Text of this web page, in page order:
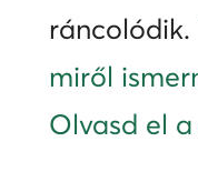
ráncolódik.
miről
Olvasd el